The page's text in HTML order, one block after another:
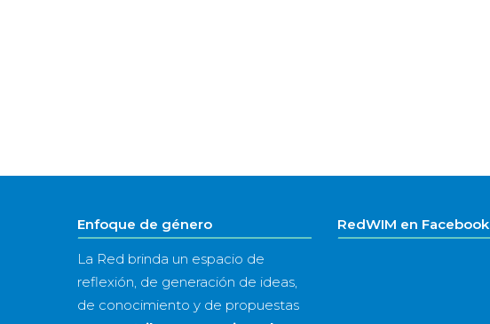
Enfoque de género
La Red brinda un espacio de
reflexión, de generación de ideas,
de conocimiento y de propuestas
RedWIM en Facebook